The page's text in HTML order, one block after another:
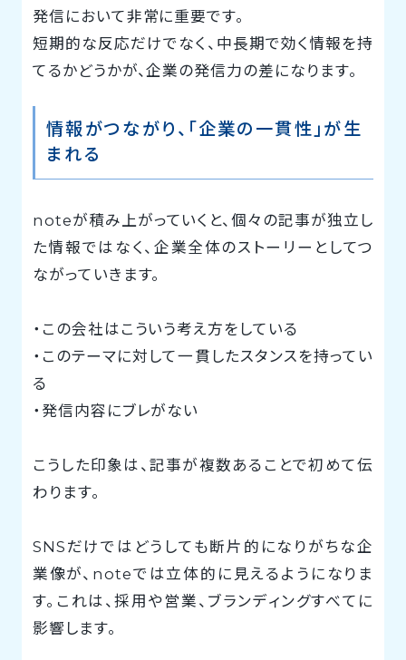
発信において非常に重要です。
短期的な反応だけでなく、中長期で効く情報を持
てるかどうかが、企業の発信力の差になります。
情報がつながり、「企業の一貫性」が生
まれる
noteが積み上がっていくと、個々の記事が独立し
た情報ではなく、企業全体のストーリーとしてつ
ながっていきます。
・この会社はこういう考え方をしている
・このテーマに対して一貫したスタンスを持ってい
る
・発信内容にブレがない
こうした印象は、記事が複数あることで初めて伝
わります。
SNSだけではどうしても断片的になりがちな企
業像が、noteでは立体的に見えるようになりま
す。これは、採用や営業、ブランディングすべてに
影響します。